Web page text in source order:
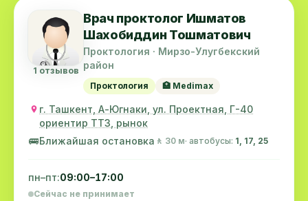
1 отзывов
Врач проктолог Ишматов
Шахобиддин Тошматович
Проктология · Мирзо-Улугбекский
район
Проктология 🏥 Medimax
г. Ташкент, А-Югнаки, ул. Проектная, Г-40
ориентир ТТЗ, рынок
🚌Ближайшая остановка 🚶 30 м· автобусы: 1, 17, 25
пн–пт:09:00–17:00
Сейчас не принимает